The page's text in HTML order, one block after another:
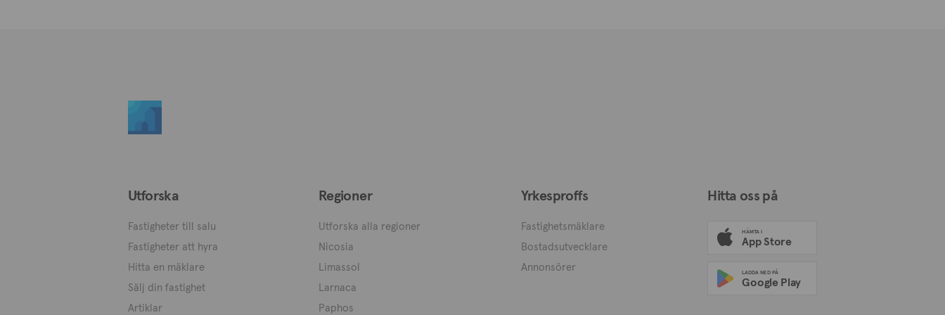
Utforska
Fastigheter till salu
Fastigheter att hyra
Hitta en mäklare
Sälj din fastighet
Artiklar
Regioner
Utforska alla regioner
Nicosia
Limassol
Larnaca
Paphos
Yrkesproffs
Fastighetsmäklare
Bostadsutvecklare
Annonsörer
Hitta oss på
HÄMTA I
App Store
LADDA NED PÅ
Google Play